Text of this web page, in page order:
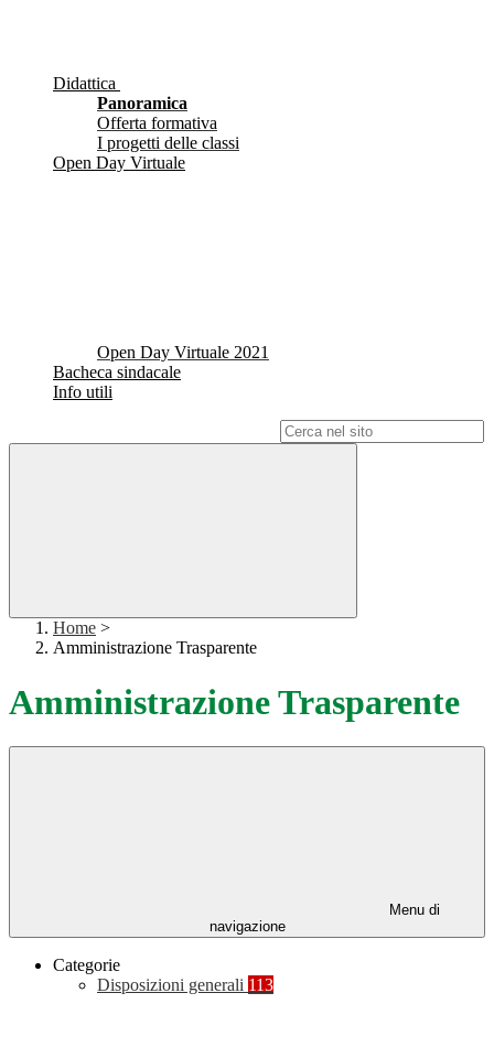
Didattica
Panoramica
Offerta formativa
I progetti delle classi
Open Day Virtuale
Open Day Virtuale 2021
Bacheca sindacale
Info utili
Home >
Amministrazione Trasparente
Amministrazione Trasparente
Menu di
navigazione
Categorie
Disposizioni generali 113